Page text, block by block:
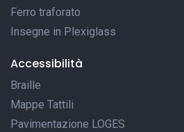
Ferro traforato
Insegne in Plexiglass
Accessibilità
Braille
Mappe Tattili
Pavimentazione LOGES